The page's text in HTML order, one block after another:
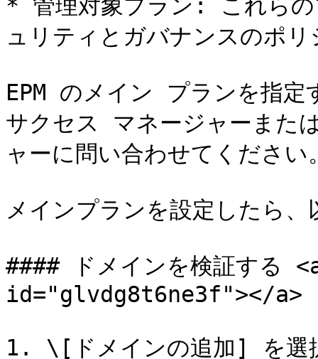
* 管理対象プラン: これらの
ュリティとガバナンスのポ
EPM のメイン プランを指
サクセス マネージャーまた
ャーに問い合わせてください
メインプランを設定したら
#### ドメインを検証す
id="glvdg8t6ne3f"></a>
1. \[ドメインの追加] を選